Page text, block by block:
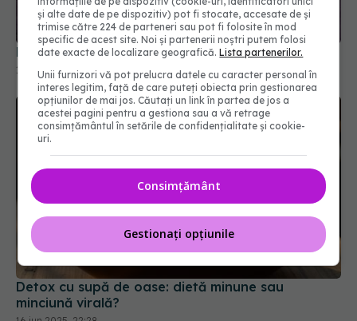
La ce oră ar trebui să luăm cina pe timpul iernii
19 noi 2025, 20:56
Detox cu supă de oase: dietă minune sau
minciună virală?
16 iun 2025, 22:28
și alte date de pe dispozitiv) pot fi stocate, accesate de și
trimise către 224 de parteneri sau pot fi folosite în mod
specific de acest site. Noi și partenerii noștri putem folosi
date exacte de localizare geografică.Lista partenerilor.
Unii furnizori vă pot prelucra datele cu caracter personal în
interes legitim, față de care puteți obiecta prin gestionarea
opțiunilor de mai jos. Căutați un link în partea de jos a
acestei pagini pentru a gestiona sau a vă retrage
consimțământul în setările de confidențialitate și cookie-
uri.
Consimțământ
Gestionați opțiunile